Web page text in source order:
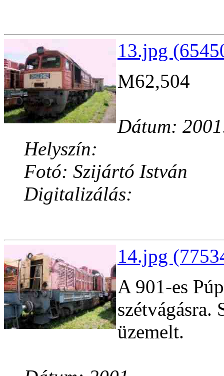
13.jpg
M62,504
Dátum:
Helyszín:
Fotó: Szijártó István
Digitalizálás:
14.jpg
A 901-es
szétvágásra.
üzemelt.